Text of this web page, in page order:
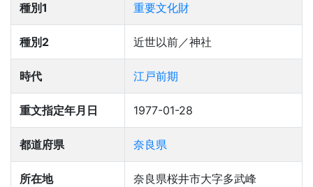
種別1 重要文化財
種別2 近世以前／神社
時代 江戸前期
重文指定年月日 1977-01-28
都道府県 奈良県
所在地 奈良県桜井市大字多武峰